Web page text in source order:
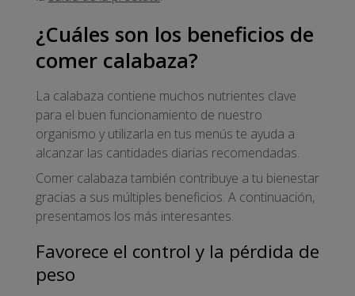
¿Cuáles son los beneficios de
comer calabaza?
La calabaza contiene muchos nutrientes clave
para el buen funcionamiento de nuestro
organismo y utilizarla en tus menús te ayuda a
alcanzar las cantidades diarias recomendadas.
Comer calabaza también contribuye a tu bienestar
gracias a sus múltiples beneficios. A continuación,
presentamos los más interesantes.
Favorece el control y la pérdida de
peso